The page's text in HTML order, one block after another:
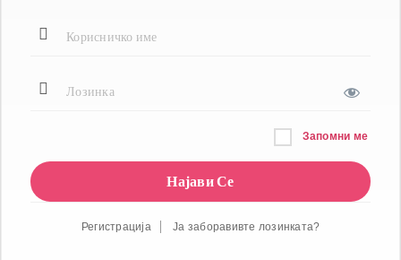
Запомни ме
Регистрација Ја заборавивте лозинката?